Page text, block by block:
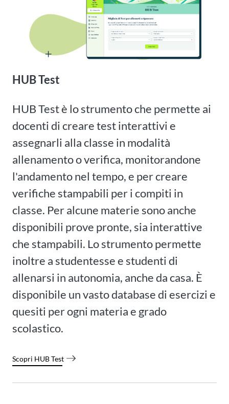
HUB Test
HUB Test è lo strumento che permette ai
docenti di creare test interattivi e
assegnarli alla classe in modalità
allenamento o verifica, monitorandone
l'andamento nel tempo, e per creare
verifiche stampabili per i compiti in
classe. Per alcune materie sono anche
disponibili prove pronte, sia interattive
che stampabili. Lo strumento permette
inoltre a studentesse e studenti di
allenarsi in autonomia, anche da casa. È
disponibile un vasto database di esercizi e
quesiti per ogni materia e grado
scolastico.
Scopri HUB Test